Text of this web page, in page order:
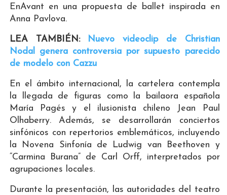
EnAvant en una propuesta de ballet inspirada en
Anna Pavlova.
LEA TAMBIÉN: Nuevo videoclip de Christian
Nodal genera controversia por supuesto parecido
de modelo con Cazzu
En el ámbito internacional, la cartelera contempla
la llegada de figuras como la bailaora española
María Pagés y el ilusionista chileno Jean Paul
Olhaberry. Además, se desarrollarán conciertos
sinfónicos con repertorios emblemáticos, incluyendo
la Novena Sinfonía de Ludwig van Beethoven y
“Carmina Burana” de Carl Orff, interpretados por
agrupaciones locales.
Durante la presentación, las autoridades del teatro